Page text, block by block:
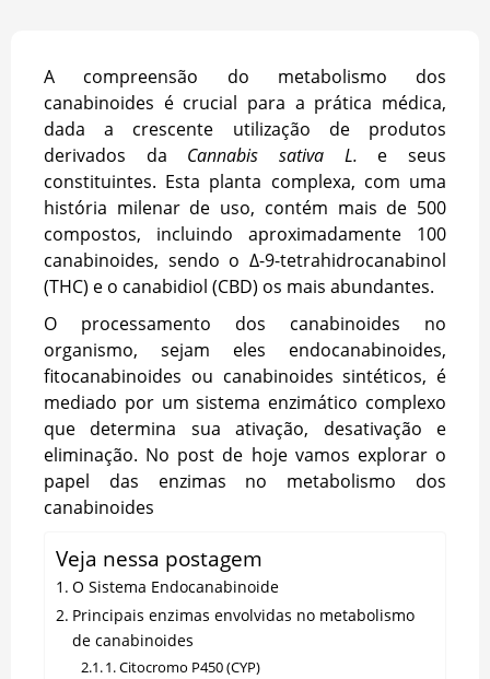
A compreensão do metabolismo dos
canabinoides é crucial para a prática médica,
dada a crescente utilização de produtos
derivados da Cannabis sativa L. e seus
constituintes. Esta planta complexa, com uma
história milenar de uso, contém mais de 500
compostos, incluindo aproximadamente 100
canabinoides, sendo o Δ-9-tetrahidrocanabinol
(THC) e o canabidiol (CBD) os mais abundantes.
O processamento dos canabinoides no
organismo, sejam eles endocanabinoides,
fitocanabinoides ou canabinoides sintéticos, é
mediado por um sistema enzimático complexo
que determina sua ativação, desativação e
eliminação. No post de hoje vamos explorar o
papel das enzimas no metabolismo dos
canabinoides
Veja nessa postagem
O Sistema Endocanabinoide
Principais enzimas envolvidas no metabolismo
de canabinoides
1. Citocromo P450 (CYP)